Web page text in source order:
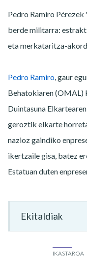
Pedro Ramiro
berde militarra:
eta merkataritza-
Pedro Ramiro , gaur
Behatokiaren (OMAL)
Duintasuna
geroztik elkarte
nazioz gaindiko
ikertzaile gisa, batez
Estatuan duten
Ekitaldiak
IKASTAROA